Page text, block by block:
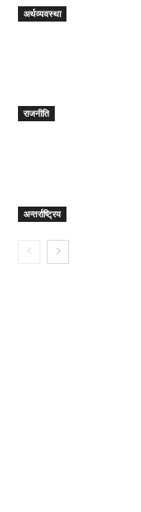
अर्थव्यवस्था
राजनीति
अन्तर्राष्ट्रिय